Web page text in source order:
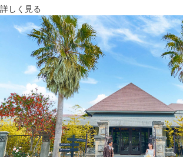
詳しく見る